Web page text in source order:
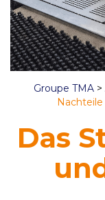
Groupe TMA >
Das